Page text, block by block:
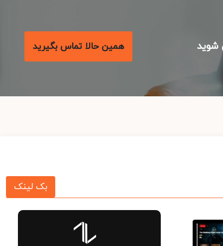
همین حالا تماس بگیرید
بک لینک